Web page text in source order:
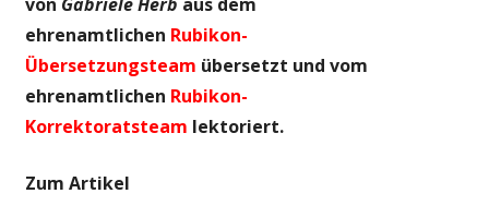
ehrenamtlichen Rubikon-
Übersetzungsteam übersetzt und vom
ehrenamtlichen Rubikon-
Korrektoratsteam lektoriert.
Zum Artikel